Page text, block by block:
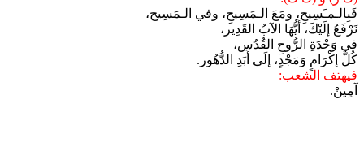
فَبِالـمـَسِيحِ، ومَعَ الـمَسِيحِ، وفي الـمَسِيح،
نَرْفَعُ إلَيْكَ، أَيُّهَا الآبُ القَدِير،
في وَحْدَةِ الرُّوحِ القُدُس،
كُلَّ إكْرَامٍ وَمَجْدٍ، إلَى أَبَدِ الدُّهُور.
فيهتف الشعب:
آمِينْ.